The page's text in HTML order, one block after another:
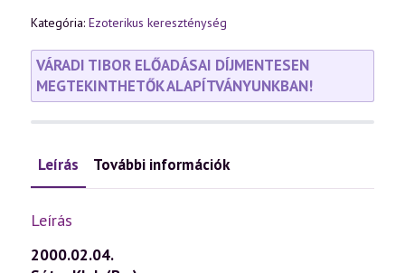
Kategória: Ezoterikus kereszténység
VÁRADI TIBOR ELŐADÁSAI DÍJMENTESEN
MEGTEKINTHETŐK ALAPÍTVÁNYUNKBAN!
Leírás További információk
Leírás
2000.02.04.